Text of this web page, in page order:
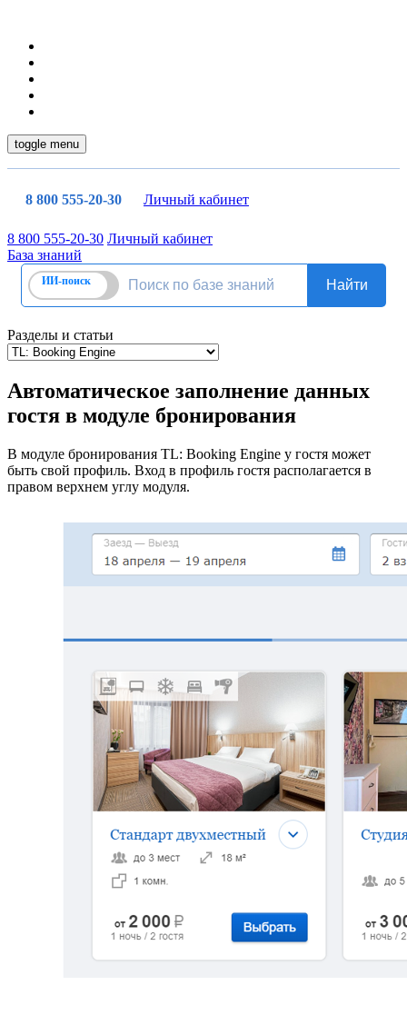
toggle menu
8 800 555-20-30 Личный кабинет
8 800 555-20-30 Личный кабинет
База знаний
Разделы и статьи
Автоматическое заполнение данных
гостя в модуле бронирования
В модуле бронирования TL: Booking Engine у гостя может
быть свой профиль. Вход в профиль гостя располагается в
правом верхнем углу модуля.